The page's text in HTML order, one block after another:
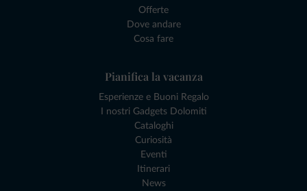
Offerte
Dove andare
Cosa fare
Pianifica la vacanza
Esperienze e Buoni Regalo
I nostri Gadgets Dolomiti
Cataloghi
Curiosità
Eventi
Itinerari
News